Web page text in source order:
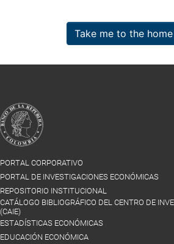
Take me to the
PORTAL CORPORATIVO
PORTAL DE INVESTIGACIONES ECONÓMICAS
REPOSITORIO INSTITUCIONAL
CATÁLOGO BIBLIOGRÁFICO DEL CENTRO DE
(CAIE)
ESTADÍSTICAS ECONÓMICAS
EDUCACIÓN ECONÓMICA